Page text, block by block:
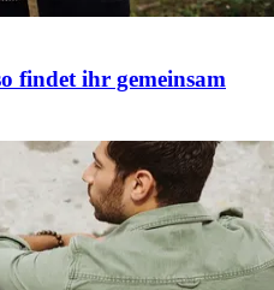
findet ihr gemeinsam